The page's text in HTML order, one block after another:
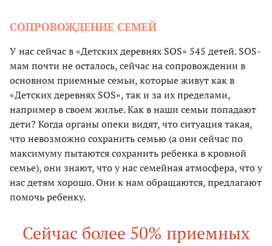
СОПРОВОЖДЕНИЕ СЕМЕЙ
У нас сейчас в «Детских деревнях SOS» 545 детей. SOS-
мам почти не осталось, сейчас на сопровождении в
основном приемные семьи, которые живут как в
«Детских деревнях SOS», так и за их пределами,
например в своем жилье. Как в наши семьи попадают
дети? Когда органы опеки видят, что ситуация такая,
что невозможно сохранить семью (а они сейчас по
максимуму пытаются сохранить ребенка в кровной
семье), они знают, что у нас семейная атмосфера, что у
нас детям хорошо. Они к нам обращаются, предлагают
помочь ребенку.
Сейчас более 50% приемных